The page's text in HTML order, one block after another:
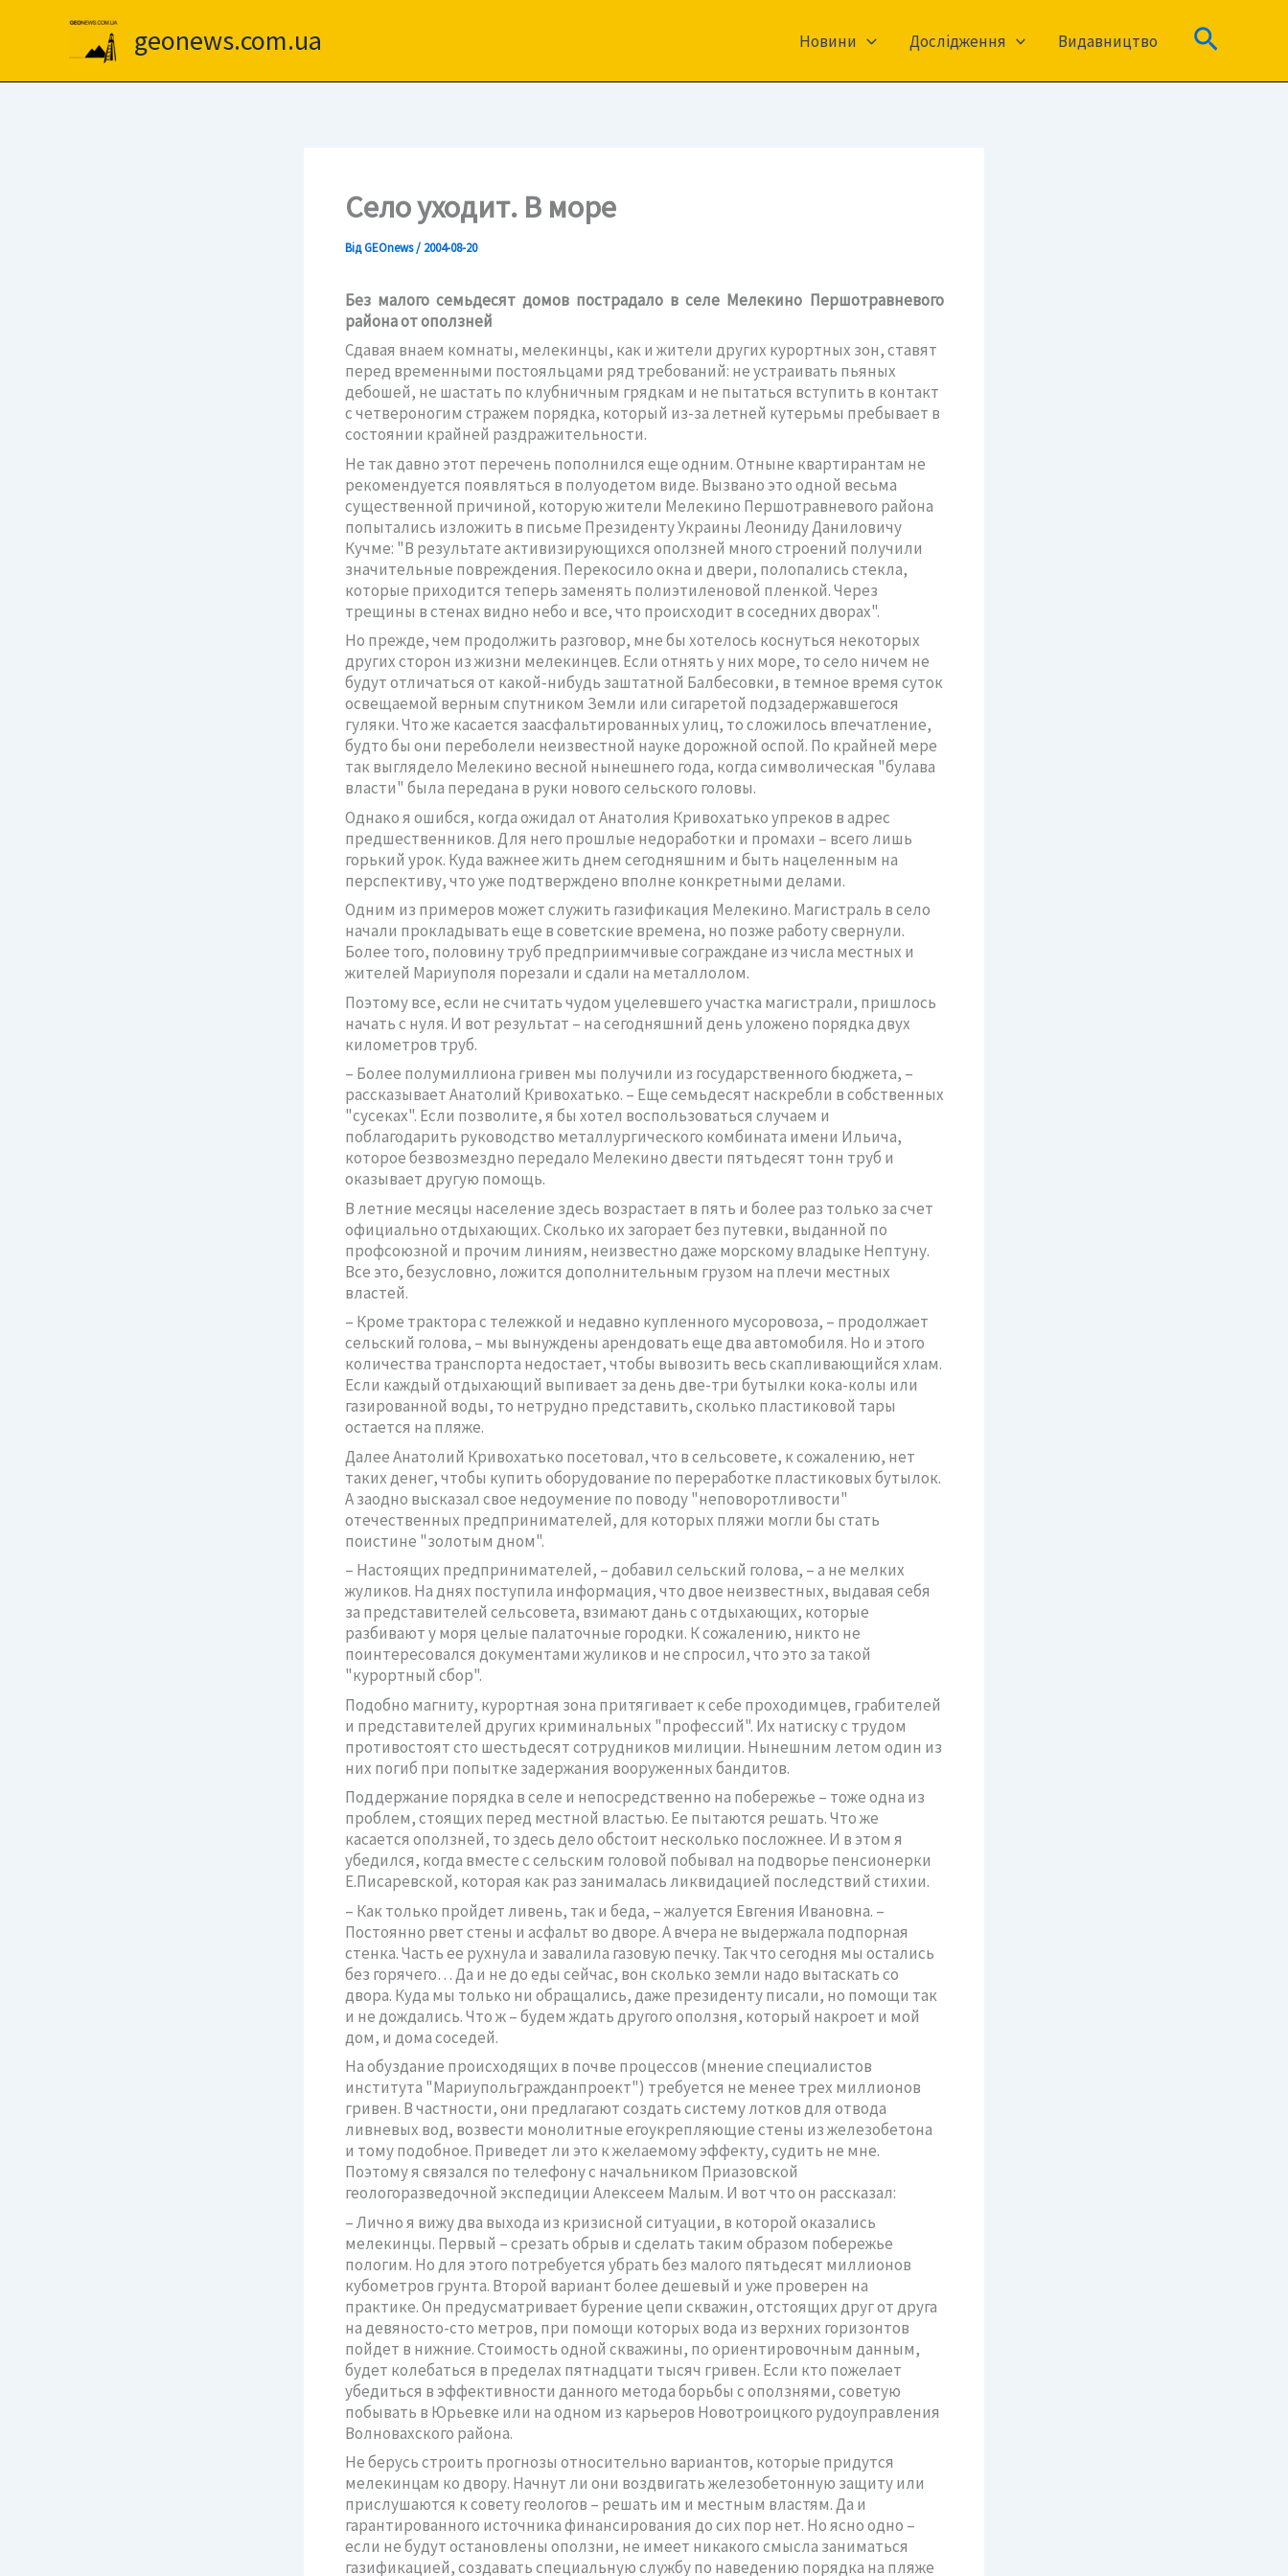
geonews.com.ua Новини Дослідження Видавництво Пошук
Село уходит. В море
ВідGEOnews/ 2004-08-20
Без малого семьдесят домов пострадало в селе Мелекино Першотравневого
района от оползней
Сдавая внаем комнаты, мелекинцы, как и жители других курортных зон, ставят
перед временными постояльцами ряд требований: не устраивать пьяных
дебошей, не шастать по клубничным грядкам и не пытаться вступить в контакт
с четвероногим стражем порядка, который из-за летней кутерьмы пребывает в
состоянии крайней раздражительности.
Не так давно этот перечень пополнился еще одним. Отныне квартирантам не
рекомендуется появляться в полуодетом виде. Вызвано это одной весьма
существенной причиной, которую жители Мелекино Першотравневого района
попытались изложить в письме Президенту Украины Леониду Даниловичу
Кучме: "В результате активизирующихся оползней много строений получили
значительные повреждения. Перекосило окна и двери, полопались стекла,
которые приходится теперь заменять полиэтиленовой пленкой. Через
трещины в стенах видно небо и все, что происходит в соседних дворах".
Но прежде, чем продолжить разговор, мне бы хотелось коснуться некоторых
других сторон из жизни мелекинцев. Если отнять у них море, то село ничем не
будут отличаться от какой-нибудь заштатной Балбесовки, в темное время суток
освещаемой верным спутником Земли или сигаретой подзадержавшегося
гуляки. Что же касается заасфальтированных улиц, то сложилось впечатление,
будто бы они переболели неизвестной науке дорожной оспой. По крайней мере
так выглядело Мелекино весной нынешнего года, когда символическая "булава
власти" была передана в руки нового сельского головы.
Однако я ошибся, когда ожидал от Анатолия Кривохатько упреков в адрес
предшественников. Для него прошлые недоработки и промахи – всего лишь
горький урок. Куда важнее жить днем сегодняшним и быть нацеленным на
перспективу, что уже подтверждено вполне конкретными делами.
Одним из примеров может служить газификация Мелекино. Магистраль в село
начали прокладывать еще в советские времена, но позже работу свернули.
Более того, половину труб предприимчивые сограждане из числа местных и
жителей Мариуполя порезали и сдали на металлолом.
Поэтому все, если не считать чудом уцелевшего участка магистрали, пришлось
начать с нуля. И вот результат – на сегодняшний день уложено порядка двух
километров труб.
– Более полумиллиона гривен мы получили из государственного бюджета, –
рассказывает Анатолий Кривохатько. – Еще семьдесят наскребли в собственных
"сусеках". Если позволите, я бы хотел воспользоваться случаем и
поблагодарить руководство металлургического комбината имени Ильича,
которое безвозмездно передало Мелекино двести пятьдесят тонн труб и
оказывает другую помощь.
В летние месяцы население здесь возрастает в пять и более раз только за счет
официально отдыхающих. Сколько их загорает без путевки, выданной по
профсоюзной и прочим линиям, неизвестно даже морскому владыке Нептуну.
Все это, безусловно, ложится дополнительным грузом на плечи местных
властей.
– Кроме трактора с тележкой и недавно купленного мусоровоза, – продолжает
сельский голова, – мы вынуждены арендовать еще два автомобиля. Но и этого
количества транспорта недостает, чтобы вывозить весь скапливающийся хлам.
Если каждый отдыхающий выпивает за день две-три бутылки кока-колы или
газированной воды, то нетрудно представить, сколько пластиковой тары
остается на пляже.
Далее Анатолий Кривохатько посетовал, что в сельсовете, к сожалению, нет
таких денег, чтобы купить оборудование по переработке пластиковых бутылок.
А заодно высказал свое недоумение по поводу "неповоротливости"
отечественных предпринимателей, для которых пляжи могли бы стать
поистине "золотым дном".
– Настоящих предпринимателей, – добавил сельский голова, – а не мелких
жуликов. На днях поступила информация, что двое неизвестных, выдавая себя
за представителей сельсовета, взимают дань с отдыхающих, которые
разбивают у моря целые палаточные городки. К сожалению, никто не
поинтересовался документами жуликов и не спросил, что это за такой
"курортный сбор".
Подобно магниту, курортная зона притягивает к себе проходимцев, грабителей
и представителей других криминальных "профессий". Их натиску с трудом
противостоят сто шестьдесят сотрудников милиции. Нынешним летом один из
них погиб при попытке задержания вооруженных бандитов.
Поддержание порядка в селе и непосредственно на побережье – тоже одна из
проблем, стоящих перед местной властью. Ее пытаются решать. Что же
касается оползней, то здесь дело обстоит несколько посложнее. И в этом я
убедился, когда вместе с сельским головой побывал на подворье пенсионерки
Е.Писаревской, которая как раз занималась ликвидацией последствий стихии.
– Как только пройдет ливень, так и беда, – жалуется Евгения Ивановна. –
Постоянно рвет стены и асфальт во дворе. А вчера не выдержала подпорная
стенка. Часть ее рухнула и завалила газовую печку. Так что сегодня мы остались
без горячего… Да и не до еды сейчас, вон сколько земли надо вытаскать со
двора. Куда мы только ни обращались, даже президенту писали, но помощи так
и не дождались. Что ж – будем ждать другого оползня, который накроет и мой
дом, и дома соседей.
На обуздание происходящих в почве процессов (мнение специалистов
института "Мариупольгражданпроект") требуется не менее трех миллионов
гривен. В частности, они предлагают создать систему лотков для отвода
ливневых вод, возвести монолитные егоукрепляющие стены из железобетона
и тому подобное. Приведет ли это к желаемому эффекту, судить не мне.
Поэтому я связался по телефону с начальником Приазовской
геологоразведочной экспедиции Алексеем Малым. И вот что он рассказал:
– Лично я вижу два выхода из кризисной ситуации, в которой оказались
мелекинцы. Первый – срезать обрыв и сделать таким образом побережье
пологим. Но для этого потребуется убрать без малого пятьдесят миллионов
кубометров грунта. Второй вариант более дешевый и уже проверен на
практике. Он предусматривает бурение цепи скважин, отстоящих друг от друга
на девяносто-сто метров, при помощи которых вода из верхних горизонтов
пойдет в нижние. Стоимость одной скважины, по ориентировочным данным,
будет колебаться в пределах пятнадцати тысяч гривен. Если кто пожелает
убедиться в эффективности данного метода борьбы с оползнями, советую
побывать в Юрьевке или на одном из карьеров Новотроицкого рудоуправления
Волновахского района.
Не берусь строить прогнозы относительно вариантов, которые придутся
мелекинцам ко двору. Начнут ли они воздвигать железобетонную защиту или
прислушаются к совету геологов – решать им и местным властям. Да и
гарантированного источника финансирования до сих пор нет. Но ясно одно –
если не будут остановлены оползни, не имеет никакого смысла заниматься
газификацией, создавать специальную службу по наведению порядка на пляже